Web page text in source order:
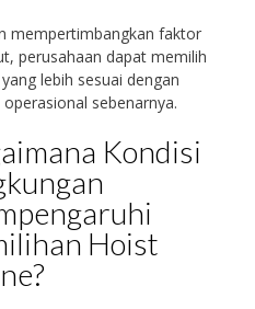
mempertimbangkan faktor
perusahaan dapat memilih
lebih sesuai dengan
sebenarnya.
Kondisi
Hoist